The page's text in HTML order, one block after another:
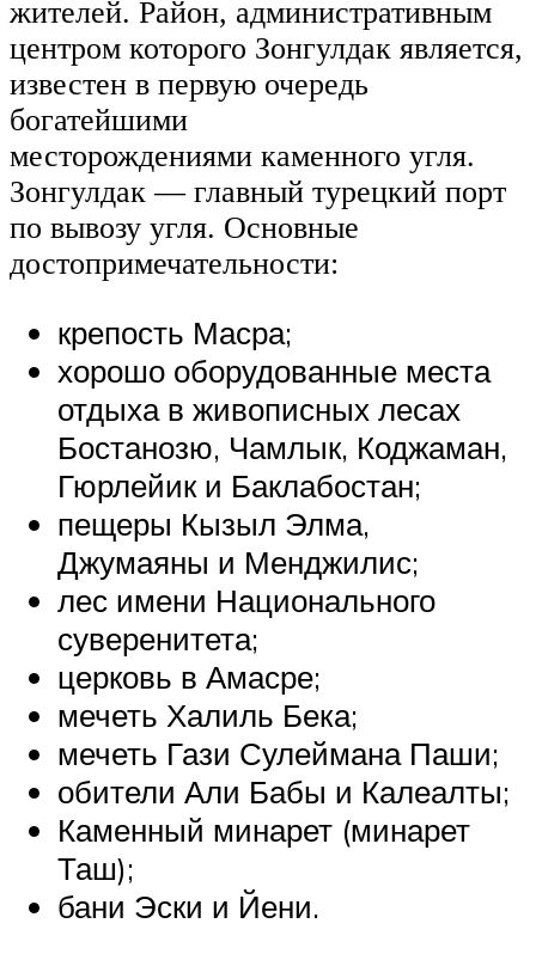
жителей. Район, административным
центром которого Зонгулдак является,
известен в первую очередь
богатейшими
месторождениями каменного угля.
Зонгулдак — главный турецкий порт
по вывозу угля. Основные
достопримечательности:
крепость Масра;
хорошо оборудованные места
отдыха в живописных лесах
Бостанозю, Чамлык, Коджаман,
Гюрлейик и Баклабостан;
пещеры Кызыл Элма,
Джумаяны и Менджилис;
лес имени Национального
суверенитета;
церковь в Амасре;
мечеть Халиль Бека;
мечеть Гази Сулеймана Паши;
обители Али Бабы и Калеалты;
Каменный минарет (минарет
Таш);
бани Эски и Йени.